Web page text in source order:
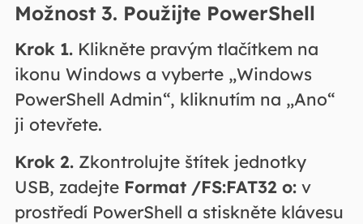
Možnost 3. Použijte PowerShell
Krok 1.Klikněte pravým tlačítkem na
ikonu Windows a vyberte „Windows
PowerShell Admin“, kliknutím na „Ano“
ji otevřete.
Krok 2.Zkontrolujte štítek jednotky
USB, zadejte Format /FS:FAT32 o:v
prostředí PowerShell a stiskněte klávesu